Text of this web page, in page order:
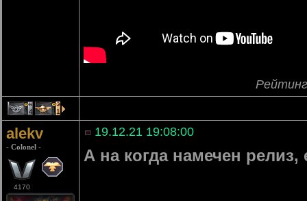
4 1
alekv
- Colonel -
4170
19.12.21 19:08:00
А на когда намечен